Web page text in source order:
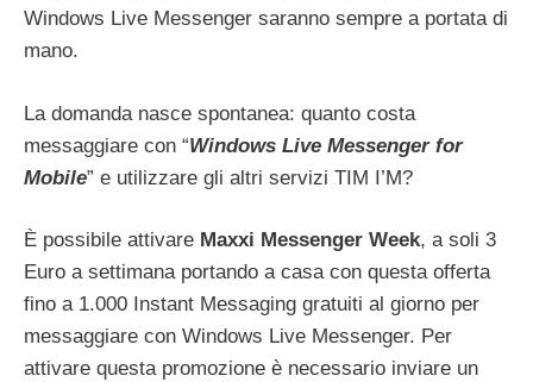
Windows Live Messenger saranno sempre a portata di
mano.
La domanda nasce spontanea: quanto costa
messaggiare con “Windows Live Messenger for
Mobile” e utilizzare gli altri servizi TIM I’M?
È possibile attivare Maxxi Messenger Week, a soli 3
Euro a settimana portando a casa con questa offerta
fino a 1.000 Instant Messaging gratuiti al giorno per
messaggiare con Windows Live Messenger. Per
attivare questa promozione è necessario inviare un